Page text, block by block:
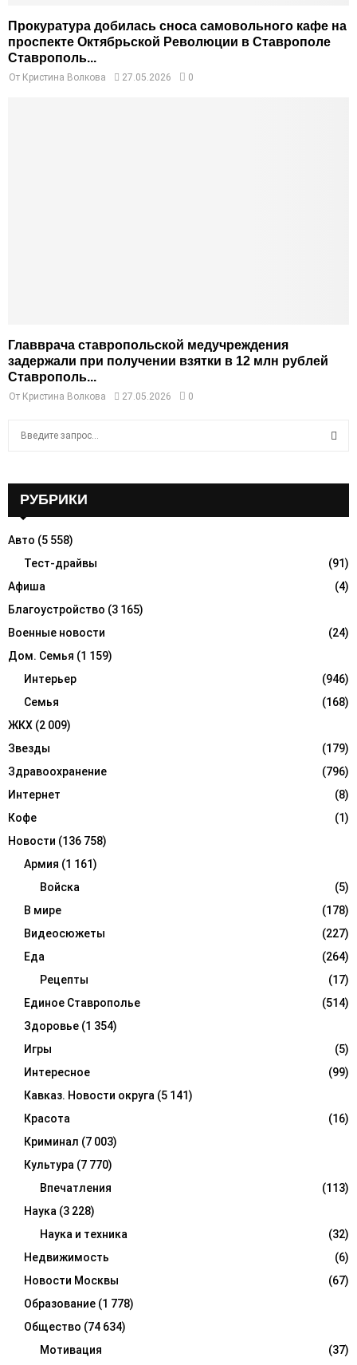
Прокуратура добилась сноса самовольного кафе на
проспекте Октябрьской Революции в Ставрополе
Ставрополь...
От Кристина Волкова 27.05.2026 0
Главврача ставропольской медучреждения
задержали при получении взятки в 12 млн рублей
Ставрополь...
От Кристина Волкова 27.05.2026 0
o
R
C
H
РУБРИКИ
Авто (5 558)
Тест-драйвы
(91)
Афиша
(4)
Благоустройство (3 165)
Военные новости
(24)
Дом. Семья (1 159)
Интерьер
(946)
Семья
(168)
ЖКХ (2 009)
Звезды
(179)
Здравоохранение
(796)
Интернет
(8)
Кофе
(1)
Новости (136 758)
Армия (1 161)
Войска
(5)
В мире
(178)
Видеосюжеты
(227)
Еда
(264)
Рецепты
(17)
Единое Ставрополье
(514)
Здоровье (1 354)
Игры
(5)
Интересное
(99)
Кавказ. Новости округа (5 141)
Красота
(16)
Криминал (7 003)
Культура (7 770)
Впечатления
(113)
Наука (3 228)
Наука и техника
(32)
Недвижимость
(6)
Новости Москвы
(67)
Образование (1 778)
Общество (74 634)
Мотивация
(37)